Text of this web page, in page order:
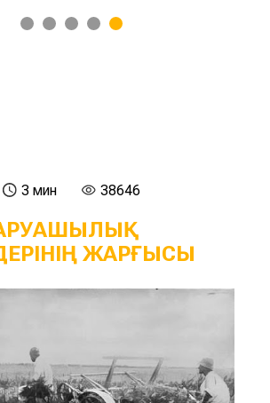
1 2 3 4 5
3 мин 38646
ЖАРҒЫСЫ